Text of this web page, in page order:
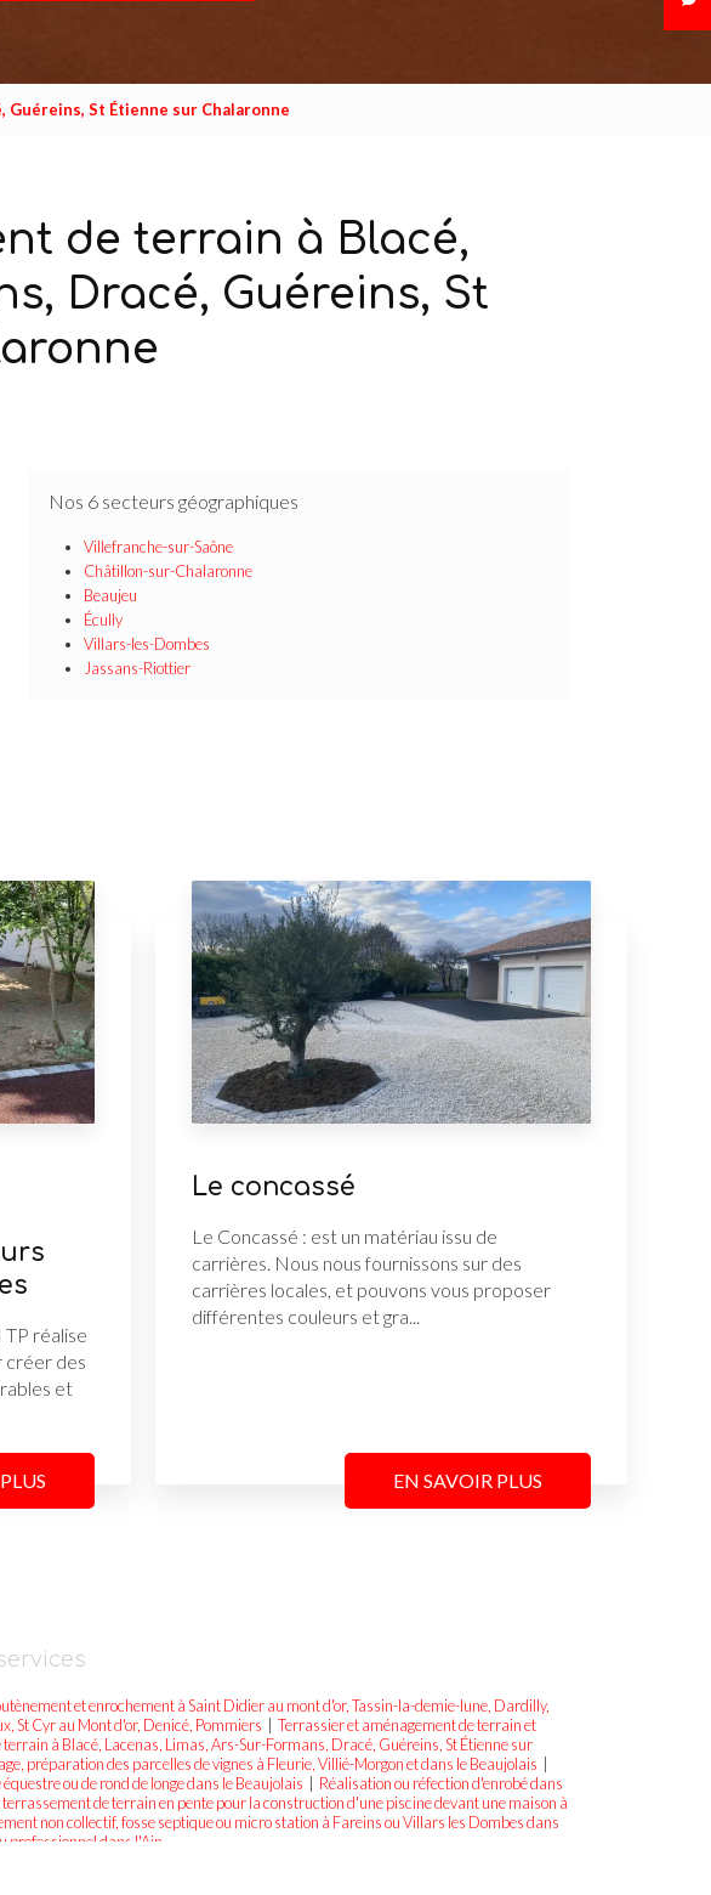
Guéreins, St Étienne sur Chalaronne
de terrain à Blacé,
Dracé, Guéreins, St
Nos 6 secteurs géographiques
Villefranche-sur-Saône
Châtillon-sur-Chalaronne
Beaujeu
Écully
Villars-les-Dombes
Jassans-Riottier
réalise
créer des
et
Le concassé
Le Concassé : est un matériau issu de
carrières. Nous nous fournissons sur des
carrières locales, et pouvons vous proposer
différentes couleurs et gra...
EN SAVOIR PLUS
et enrochement à Saint Didier au mont d'or, Tassin-la-demie-lune, Dardilly,
St Cyr au Mont d'or, Denicé, Pommiers
Terrassier et aménagement de terrain et
à Blacé, Lacenas, Limas, Ars-Sur-Formans, Dracé, Guéreins, St Étienne sur
préparation des parcelles de vignes à Fleurie, Villié-Morgon et dans le Beaujolais
ou de rond de longe dans le Beaujolais
Réalisation ou réfection d'enrobé dans
de terrain en pente pour la construction d'une piscine devant une maison à
non collectif, fosse septique ou micro station à Fareins ou Villars les Dombes dans
professionnel dans l'Ain